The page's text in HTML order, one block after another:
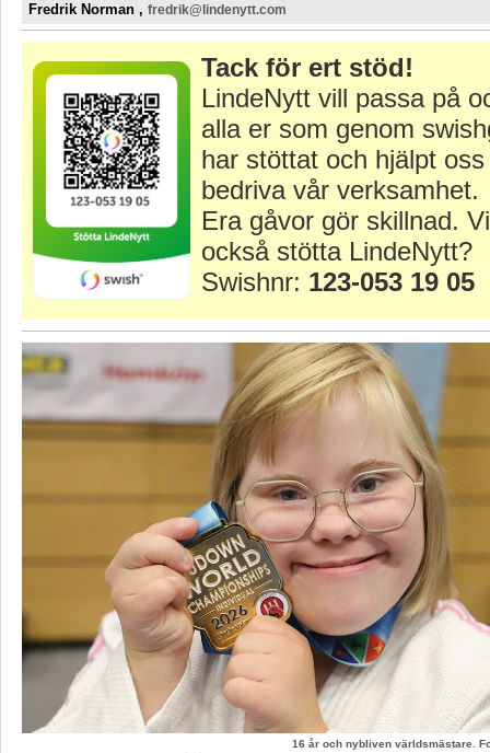
Fredrik Norman , fredrik@lindenytt.com
Tack för ert stöd!
LindeNytt vill passa på
alla er som genom
har stöttat och hjälpt
bedriva vår verksamhet.
Era gåvor gör skillnad.
också stötta LindeNytt?
Swishnr: 123-053 19 05
16 år och nybliven världsmästare.